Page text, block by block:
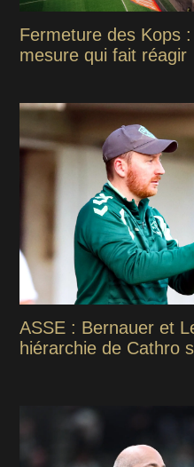
Fermeture des Kops :
mesure qui fait réagir
ASSE : Bernauer et
hiérarchie de Cathro